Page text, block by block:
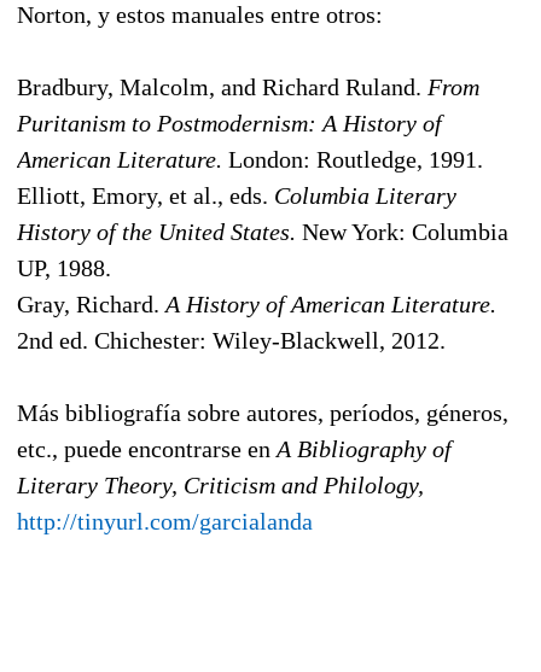
Norton, y estos manuales entre otros:
Bradbury, Malcolm, and Richard Ruland. From
Puritanism to Postmodernism: A History of
American Literature. London: Routledge, 1991.
Elliott, Emory, et al., eds. Columbia Literary
History of the United States. New York: Columbia
UP, 1988.
Gray, Richard. A History of American Literature.
2nd ed. Chichester: Wiley-Blackwell, 2012.
Más bibliografía sobre autores, períodos, géneros,
etc., puede encontrarse en A Bibliography of
Literary Theory, Criticism and Philology,
http://tinyurl.com/garcialanda